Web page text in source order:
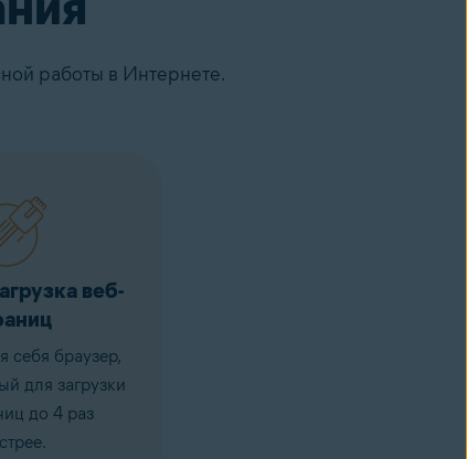
работы в Интернете.
веб-
себя браузер,
для загрузки
до 4 раз